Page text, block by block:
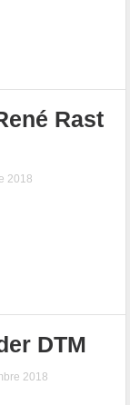
Rast
2018
DTM
2018